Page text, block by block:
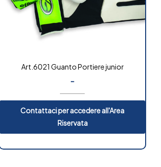
Art.6021 Guanto Portiere junior
-
Contattaci per accedere all'Area
Riservata